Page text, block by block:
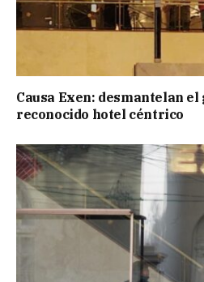
Causa Exen: desmantelan
reconocido hotel céntrico